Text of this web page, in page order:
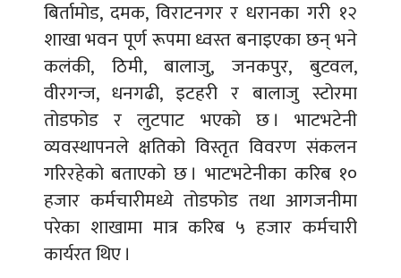
बिर्तामोड, दमक, विराटनगर र धरानका गरी १२
शाखा भवन पूर्ण रूपमा ध्वस्त बनाइएका छन् भने
कलंकी, ठिमी, बालाजु, जनकपुर, बुटवल,
वीरगन्ज, धनगढी, इटहरी र बालाजु स्टोरमा
तोडफोड र लुटपाट भएको छ । भाटभटेनी
व्यवस्थापनले क्षतिको विस्तृत विवरण संकलन
गरिरहेको बताएको छ । भाटभटेनीका करिब १०
हजार कर्मचारीमध्ये तोडफोड तथा आगजनीमा
परेका शाखामा मात्र करिब ५ हजार कर्मचारी
कार्यरत थिए ।